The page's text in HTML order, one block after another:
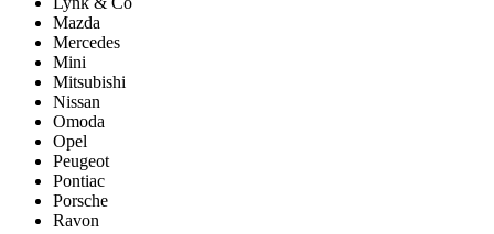
Mazda
Mercedes
Mini
Mitsubishi
Nissan
Omoda
Opel
Peugeot
Pontiac
Porsсhe
Ravon